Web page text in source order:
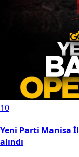
10
Yeni Parti Manisa
alındı